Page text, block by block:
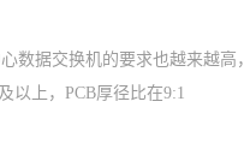
数据交换机的要求也越来越高
以上，PCB厚径比在9:1